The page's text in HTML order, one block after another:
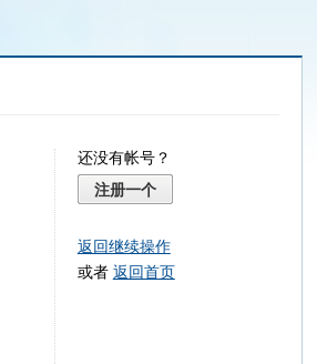
还没有帐号？
注册一个
返回继续操作
或者 返回首页